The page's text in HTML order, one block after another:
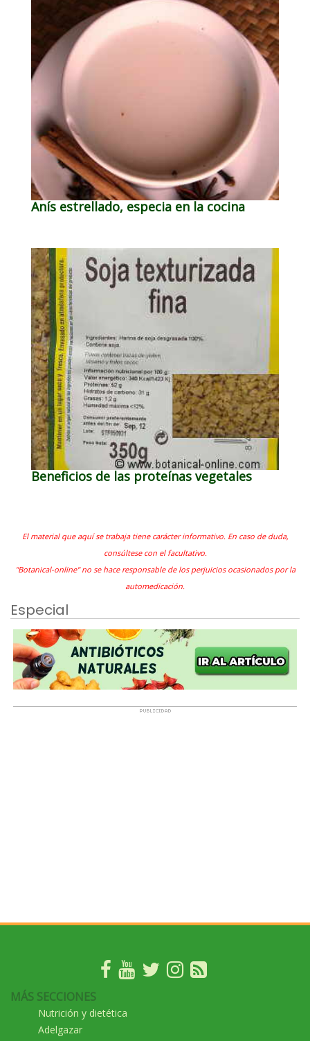
Anís estrellado, especia en la cocina
Beneficios de las proteínas vegetales
El material que aquí se trabaja tiene carácter informativo. En caso de duda,
consúltese con el facultativo.
"Botanical-online" no se hace responsable de los perjuicios ocasionados por la
automedicación.
Especial
MÁS SECCIONES
Nutrición y dietética
Adelgazar